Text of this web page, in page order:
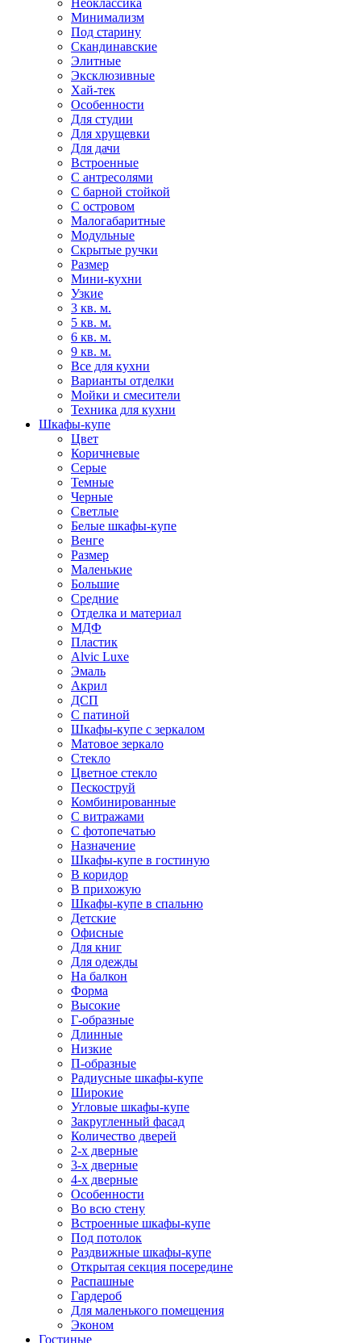
Неоклассика
Минимализм
Под старину
Скандинавские
Элитные
Эксклюзивные
Хай-тек
Особенности
Для студии
Для хрущевки
Для дачи
Встроенные
С антресолями
С барной стойкой
С островом
Малогабаритные
Модульные
Скрытые ручки
Размер
Мини-кухни
Узкие
3 кв. м.
5 кв. м.
6 кв. м.
9 кв. м.
Все для кухни
Варианты отделки
Мойки и смесители
Техника для кухни
Шкафы-купе
Цвет
Коричневые
Серые
Темные
Черные
Светлые
Белые шкафы-купе
Венге
Размер
Маленькие
Большие
Средние
Отделка и материал
МДФ
Пластик
Alvic Luxe
Эмаль
Акрил
ДСП
С патиной
Шкафы-купе с зеркалом
Матовое зеркало
Стекло
Цветное стекло
Пескоструй
Комбинированные
С витражами
С фотопечатью
Назначение
Шкафы-купе в гостиную
В коридор
В прихожую
Шкафы-купе в спальню
Детские
Офисные
Для книг
Для одежды
На балкон
Форма
Высокие
Г-образные
Длинные
Низкие
П-образные
Радиусные шкафы-купе
Широкие
Угловые шкафы-купе
Закругленный фасад
Количество дверей
2-х дверные
3-х дверные
4-х дверные
Особенности
Во всю стену
Встроенные шкафы-купе
Под потолок
Раздвижные шкафы-купе
Открытая секция посередине
Распашные
Гардероб
Для маленького помещения
Эконом
Гостиные